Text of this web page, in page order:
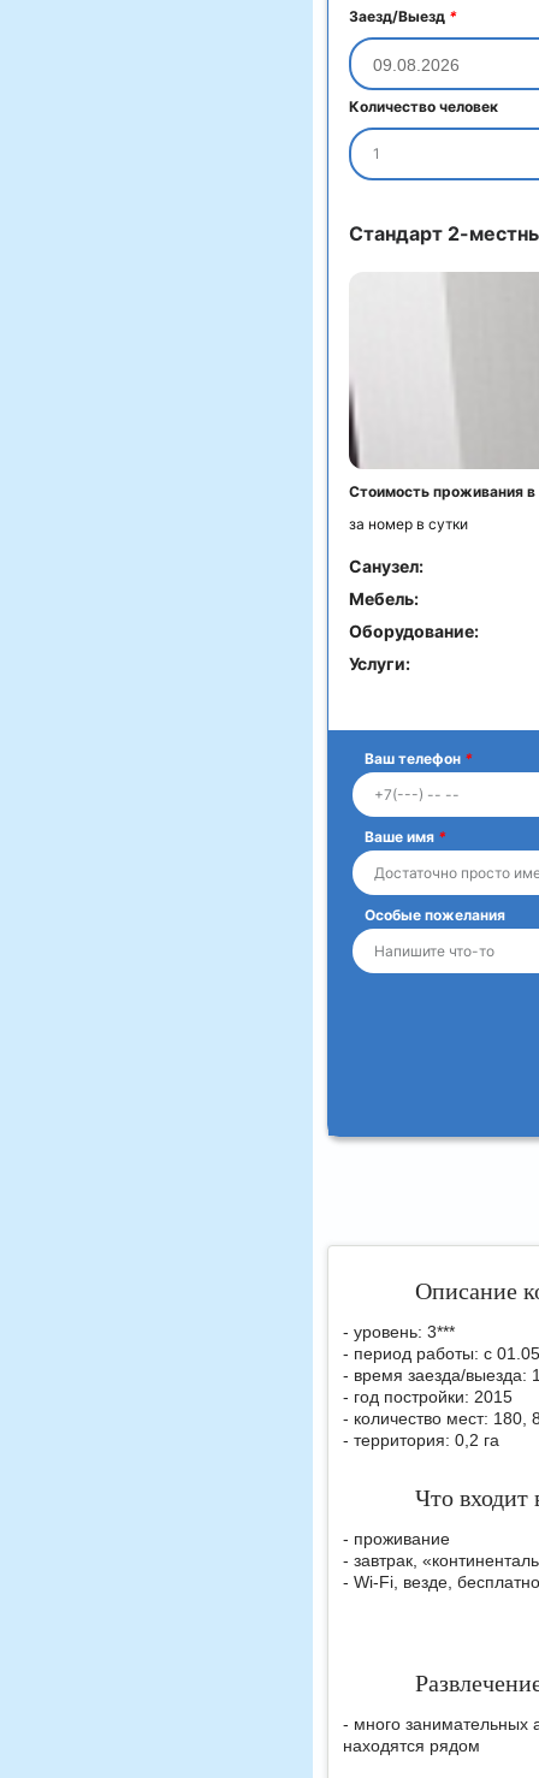
Стоимость проживания
за номер в сутки
Стандарт 2-
Санузел:
Мебель:
Оборудование:
Услуги:
Заезд/Выезд *
Количество человек
1
Ваш телефон *
Ваше имя *
Особые пожелания
Описание
- уровень: 3***
- период работы: с
- время заезда/выезда:
- год постройки: 2015
- количество мест: 180,
- территория: 0,2 га
Что входит
- проживание
- завтрак,
- Wi-Fi, везде, бесплатно
- много занимательных
находятся рядом